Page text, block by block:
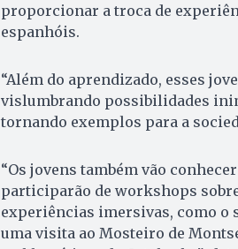
proporcionar a troca de
espanhóis.
“Além do aprendizado, esses
vislumbrando possibilidades
tornando exemplos para a
“Os jovens também vão
participarão de workshops
experiências imersivas, como o
uma visita ao Mosteiro de